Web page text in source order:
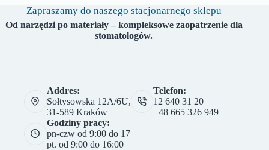
Zapraszamy do naszego stacjonarnego sklepu
Od narzędzi po materiały – kompleksowe zaopatrzenie dla
stomatologów.
Addres:
Sołtysowska 12A/6U,
31-589 Kraków
Telefon:
12 640 31 20
+48 665 326 949
Godziny pracy:
pn-czw od 9:00 do 17
pt. od 9:00 do 16:00